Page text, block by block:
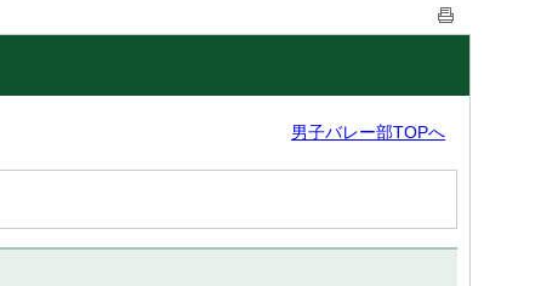
男子バレー部TOPへ